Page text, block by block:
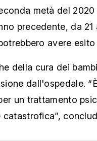
metà del 2020
precedente, da 21
avere esito
della cura dei
dall'ospedale.
un trattamento